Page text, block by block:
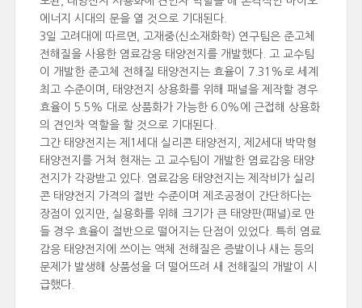
에너지 시대의 문을 열 것으로 기대된다.
3일 고려대에 따르면, 고재중(신소재화학) 연구팀은 준고체
전해질을 사용한 염료감응 태양전지를 개발했다. 고 교수팀
이 개발한 준고체 전해질 태양전지는 효율이 7.31%로 세계
최고 수준이며, 태양전지 상용화를 위해 패널을 제작할 경우
효율이 5.5% 대로 상품화가 가능한 6.0%에 근접해 상용화
의 견인차 역할을 할 것으로 기대된다.
그간 태양전지는 제1세대 실리콘 태양전지, 제2세대 박막형
태양전지를 거쳐 현재는 고 교수팀이 개발한 염료감응 태양
전지가 각광받고 있다. 염료감응 태양전지는 제작비가 실리
콘 태양전지 가격의 절반 수준이며 제조공정이 간단하다는
장점이 있지만, 실용화를 위해 크기가 큰 태양판(패널)로 만
들 경우 효율이 절반으로 떨어지는 단점이 있었다. 특히 염료
감응 태양전지에 쓰이는 액체 전해질은 증발이나 새는 등의
문제가 발생해 상품성을 더 떨어뜨려 새 전해질의 개발이 시
급했다.